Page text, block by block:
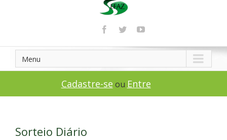
Menu
Cadastre-se ou Entre
Sorteio Diário